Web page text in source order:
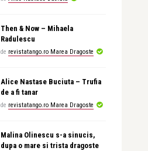
Then & Now – Mihaela
Radulescu
de revistatango.ro Marea Dragoste
Alice Nastase Buciuta – Trufia
de a fi tanar
de revistatango.ro Marea Dragoste
Malina Olinescu s-a sinucis,
dupa o mare si trista dragoste